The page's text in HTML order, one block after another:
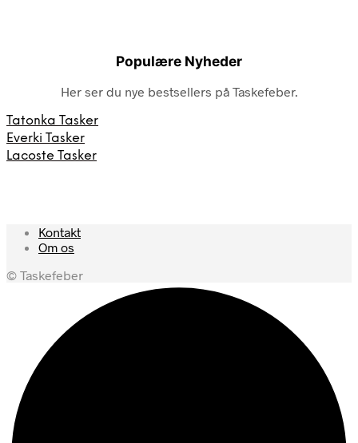
Populære Nyheder
Her ser du nye bestsellers på Taskefeber.
Tatonka Tasker
Everki Tasker
Lacoste Tasker
Kontakt
Om os
© Taskefeber